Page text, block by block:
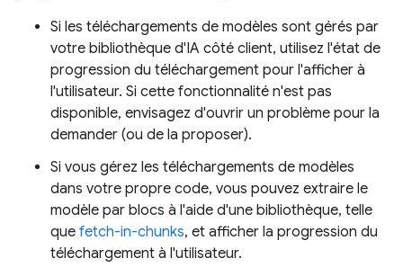
Si les téléchargements de modèles sont gérés par
votre bibliothèque d'IA côté client, utilisez l'état de
progression du téléchargement pour l'afficher à
l'utilisateur. Si cette fonctionnalité n'est pas
disponible, envisagez d'ouvrir un problème pour la
demander (ou de la proposer).
Si vous gérez les téléchargements de modèles
dans votre propre code, vous pouvez extraire le
modèle par blocs à l'aide d'une bibliothèque, telle
que fetch-in-chunks, et afficher la progression du
téléchargement à l'utilisateur.